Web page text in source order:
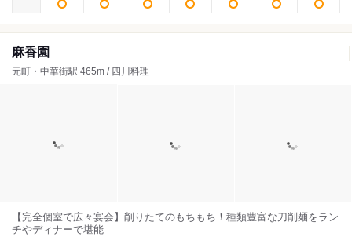
麻香園
元町・中華街駅 465m / 四川料理
【完全個室で広々宴会】削りたてのもちもち！種類豊富な刀削麺をラン
チやディナーで堪能